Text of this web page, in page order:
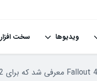
ویدیوها سخت افزار